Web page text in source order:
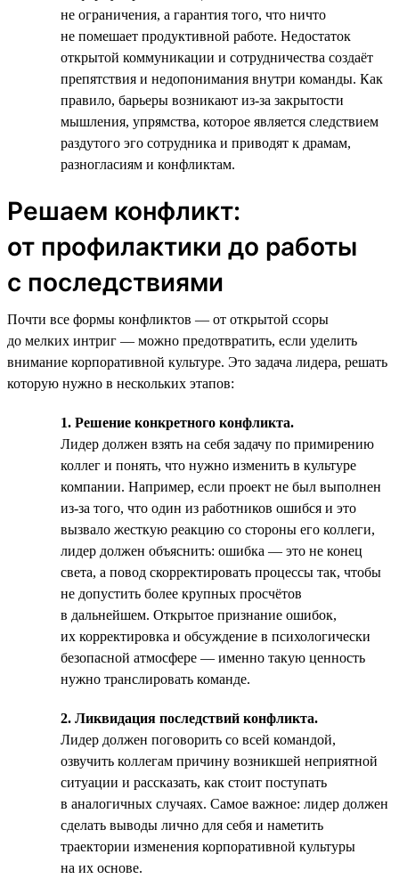
не ограничения, а гарантия того, что ничто
не помешает продуктивной работе. Недостаток
открытой коммуникации и сотрудничества создаёт
препятствия и недопонимания внутри команды. Как
правило, барьеры возникают из-за закрытости
мышления, упрямства, которое является следствием
раздутого эго сотрудника и приводят к драмам,
разногласиям и конфликтам.
Решаем конфликт:
от профилактики до работы
с последствиями
Почти все формы конфликтов — от открытой ссоры
до мелких интриг — можно предотвратить, если уделить
внимание корпоративной культуре. Это задача лидера, решать
которую нужно в нескольких этапов:
1. Решение конкретного конфликта.
Лидер должен взять на себя задачу по примирению
коллег и понять, что нужно изменить в культуре
компании. Например, если проект не был выполнен
из-за того, что один из работников ошибся и это
вызвало жесткую реакцию со стороны его коллеги,
лидер должен объяснить: ошибка — это не конец
света, а повод скорректировать процессы так, чтобы
не допустить более крупных просчётов
в дальнейшем. Открытое признание ошибок,
их корректировка и обсуждение в психологически
безопасной атмосфере — именно такую ценность
нужно транслировать команде.
2. Ликвидация последствий конфликта.
Лидер должен поговорить со всей командой,
озвучить коллегам причину возникшей неприятной
ситуации и рассказать, как стоит поступать
в аналогичных случаях. Самое важное: лидер должен
сделать выводы лично для себя и наметить
траектории изменения корпоративной культуры
на их основе.